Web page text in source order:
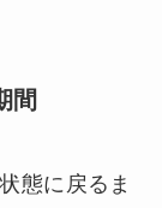
間
態に戻るま